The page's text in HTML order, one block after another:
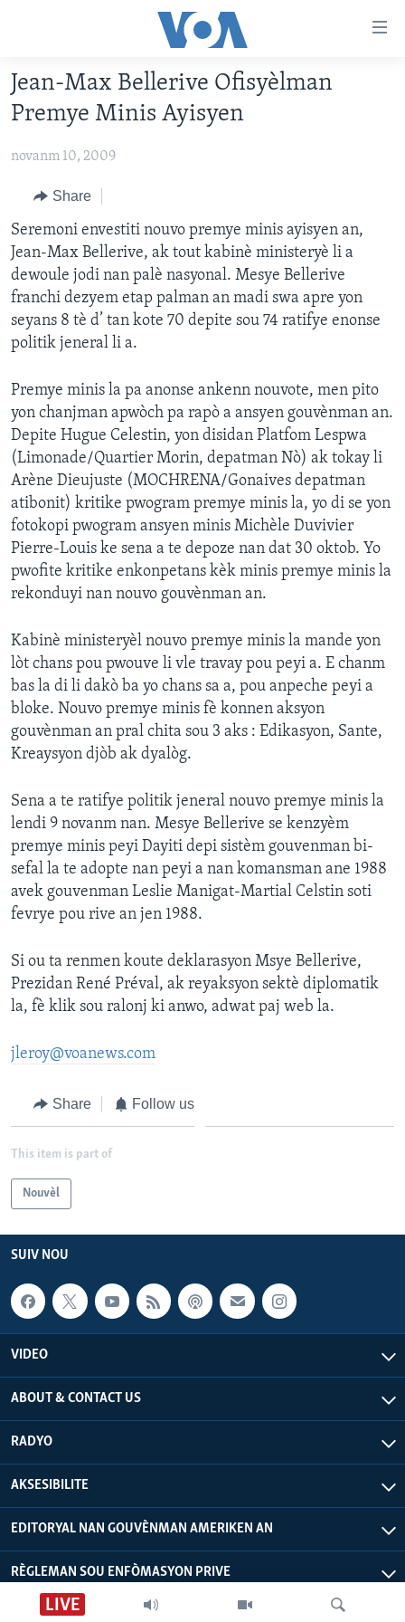
Skip
to
main
Skip
Navigation
Skip
to
Search
LÈZETAZINI
AMERIK LATIN
ENTÈNASYONAL
VIDEO
FLASHPOINT IKRÈN
Learning English
SUIV NOU
Languages
LIVE
Jean-Max Bellerive Ofisyèlman
Premye Minis Ayisyen
novanm 10, 2009
Share
Seremoni envestiti nouvo premye minis ayisyen an,
Jean-Max Bellerive, ak tout kabinè ministeryè li a
dewoule jodi nan palè nasyonal. Mesye Bellerive
franchi dezyem etap palman an madi swa apre yon
seyans 8 tè d’ tan kote 70 depite sou 74 ratifye enonse
politik jeneral li a.
Premye minis la pa anonse ankenn nouvote, men pito
yon chanjman apwòch pa rapò a ansyen gouvènman an.
Depite Hugue Celestin, yon disidan Platfom Lespwa
(Limonade/Quartier Morin, depatman Nò) ak tokay li
Arène Dieujuste (MOCHRENA/Gonaives depatman
atibonit) kritike pwogram premye minis la, yo di se yon
fotokopi pwogram ansyen minis Michèle Duvivier
Pierre-Louis ke sena a te depoze nan dat 30 oktob. Yo
pwofite kritike enkonpetans kèk minis premye minis la
rekonduyi nan nouvo gouvènman an.
Kabinè ministeryèl nouvo premye minis la mande yon
lòt chans pou pwouve li vle travay pou peyi a. E chanm
bas la di li dakò ba yo chans sa a, pou anpeche peyi a
bloke. Nouvo premye minis fè konnen aksyon
gouvènman an pral chita sou 3 aks : Edikasyon, Sante,
Kreaysyon djòb ak dyalòg.
Sena a te ratifye politik jeneral nouvo premye minis la
lendi 9 novanm nan. Mesye Bellerive se kenzyèm
premye minis peyi Dayiti depi sistèm gouvenman bi-
sefal la te adopte nan peyi a nan komansman ane 1988
avek gouvenman Leslie Manigat-Martial Celstin soti
fevrye pou rive an jen 1988.
Si ou ta renmen koute deklarasyon Msye Bellerive,
Prezidan René Préval, ak reyaksyon sektè diplomatik
la, fè klik sou ralonj ki anwo, adwat paj web la.
jleroy@voanews.com
Share Follow us
This item is part of
Nouvèl
SUIV NOU
VIDEO
ABOUT & CONTACT US
RADYO
AKSESIBILITE
EDITORYAL NAN GOUVÈNMAN AMERIKEN AN
RÈGLEMAN SOU ENFÒMASYON PRIVE